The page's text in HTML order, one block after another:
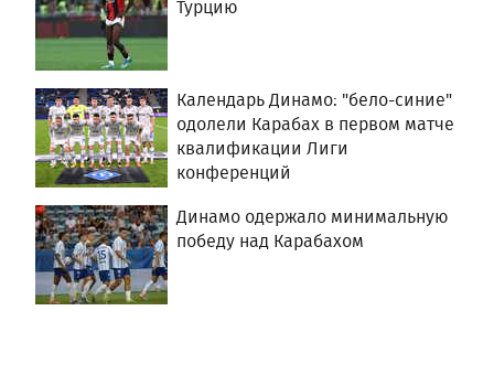
Турцию
Календарь Динамо: "бело-синие"
одолели Карабах в первом матче
квалификации Лиги
конференций
Динамо одержало минимальную
победу над Карабахом